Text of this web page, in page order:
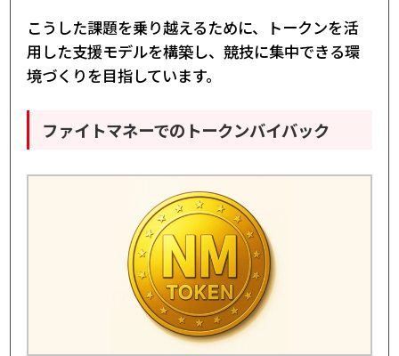
こうした課題を乗り越えるために、トークンを活
用した支援モデルを構築し、競技に集中できる環
境づくりを目指しています。
ファイトマネーでのトークンバイバック